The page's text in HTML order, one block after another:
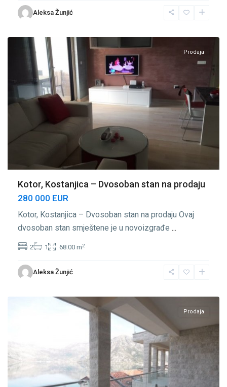
Aleksa Žunjić
Kostanjica,
Prodaja
Kotor, Kostanjica – Dvosoban stan na prodaju
280 000 EUR
Kotor, Kostanjica – Dvosoban stan na prodaju Ovaj
dvosoban stan smještene je u novoizgrađe ...
2 1 68.00 m2
Aleksa Žunjić
Kostanjica,
Prodaja